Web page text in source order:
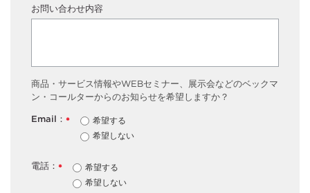
お問い合わせ内容
商品・サービス情報やWEBセミナー、展示会などのベックマ
ン・コールターからのお知らせを希望しますか？
*
Email：
希望する
希望しない
*
電話：
希望する
希望しない